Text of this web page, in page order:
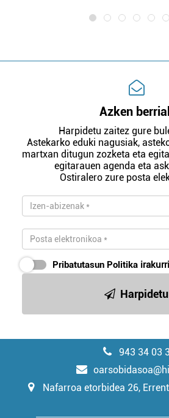
Azken
Harpidetu zaitez gure
Astekarko eduki nagusiak,
martxan ditugun zozketa eta
egitarauen agenda eta
Ostiralero zure posta
Pribatutasun Politika
Harpidetu
943 34 03
Nafarroa etorbidea 26,